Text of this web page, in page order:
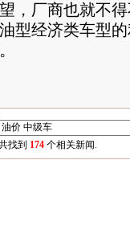
，厂商也就不
型经济类车型
找到 174 个相关新闻.